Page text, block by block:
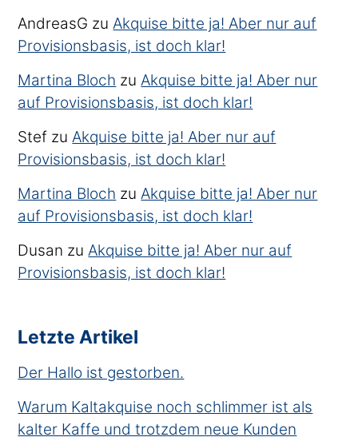
AndreasG zu Akquise bitte ja! Aber nur auf
Provisionsbasis, ist doch klar!
Martina Bloch zu Akquise bitte ja! Aber nur
auf Provisionsbasis, ist doch klar!
Stef zu Akquise bitte ja! Aber nur auf
Provisionsbasis, ist doch klar!
Martina Bloch zu Akquise bitte ja! Aber nur
auf Provisionsbasis, ist doch klar!
Dusan zu Akquise bitte ja! Aber nur auf
Provisionsbasis, ist doch klar!
Letzte Artikel
Der Hallo ist gestorben.
Warum Kaltakquise noch schlimmer ist als
kalter Kaffe und trotzdem neue Kunden